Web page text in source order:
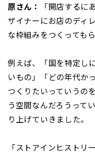
原さん：
「開店するに
ザイナーにお店のディ
な枠組みをつくっても
例えば、「国を特定し
いもの」「どの年代か
つくりたいっていうの
う空間なんだろうって
り上げていきました。
「ストアインヒストリ